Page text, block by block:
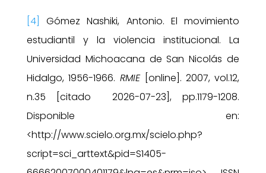
[4] Gómez Nashiki, Antonio. El movimiento
estudiantil y la violencia institucional. La
Universidad Michoacana de San Nicolás de
Hidalgo, 1956-1966. RMIE[online]. 2007, vol.12,
n.35 [citado 2026-07-23], pp.1179-1208.
Disponible en:
<http://www.scielo.org.mx/scielo.php?
script=sci_arttext&pid=S1405-